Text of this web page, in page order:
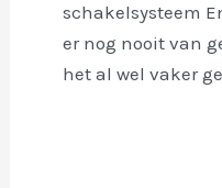
schakelsysteem
er nog nooit van
het al wel vaker